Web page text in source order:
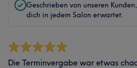
Geschrieben von unseren
dich in jedem Salon erwartet.
Die Terminvergabe war etwas